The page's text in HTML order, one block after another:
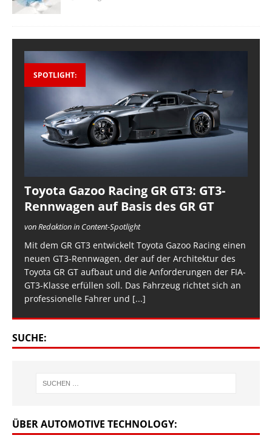
SPOTLIGHT:
Toyota Gazoo Racing GR GT3: GT3-
Rennwagen auf Basis des GR GT
von Redaktion in Content-Spotlight
Mit dem GR GT3 entwickelt Toyota Gazoo Racing einen
neuen GT3-Rennwagen, der auf der Architektur des
Toyota GR GT aufbaut und die Anforderungen der FIA-
GT3-Klasse erfüllen soll. Das Fahrzeug richtet sich an
professionelle Fahrer und [...]
SUCHE:
ÜBER AUTOMOTIVE TECHNOLOGY: